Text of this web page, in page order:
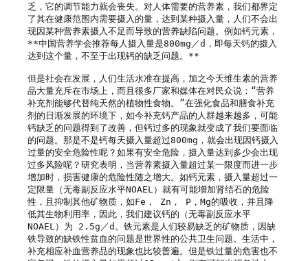
乏，它的调节能力就会丧失。对人体需要的营养素，我们都界定
了其在健康范围内需要摄入的量，达到某种摄入量，人们不会出
现因某种营养素摄入不足而导致的营养缺陷问题。例如钙元素，
**中国营养学会推荐每人摄入量是800mg／d，即每天钙的摄入
达到这个量，不至于出现钙的缺乏问题。**
但是社会在发展，人们生活水准在提高，加之今天维生素的营养
品大量充斥在市场上，而且很多厂家和媒体在对民众说：“营养
补充剂能够代替纯天然的植物性食物。”在强化食品和膳食补充
剂的日渐发展的环境下，如今补充钙产品的人群越来越多，可能
钙缺乏的问题得到了改善，但钙过多的现象就变成了我们要面临
的问题。那是不是钙每天摄入量超过800mg，就会出现因钙摄入
过量的安全危险性呢？如果有安全危险，摄入量达到多少会出现
过多风险呢？研究表明，当营养素摄入量超过某一限度而进一步
增加时，损害健康的危险性随之增大。如钙元素，摄入量超过一
定限量（无毒副反应水平NOAEL）就有可能增加肾结石的危险
性，且抑制其他矿物质，如Fe， Zn， P，Mg的吸收，并且降
低其生物利用率，因此，我们建议钙的（无毒副反应水平
NOAEL）为 2.5g／d。铁元素是人们较易缺乏的矿物质，因缺
铁导致的缺铁性贫血的问题是世界性的公共卫生问题。生活中，
补充相应补血营养品的现象也比较普遍。但是铁过量的危害也不